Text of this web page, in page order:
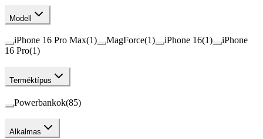
Modell
iPhone 16 Pro Max(1) MagForce(1) iPhone 16(1)
iPhone
16 Pro(1)
Terméktípus
Powerbankok(85)
Alkalmas